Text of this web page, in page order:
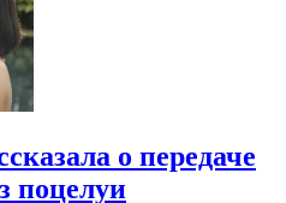
о передаче
поцелуи